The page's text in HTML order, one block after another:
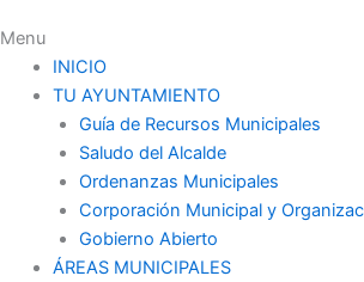
Menu
INICIO
TU AYUNTAMIENTO
Guía de Recursos Municipales
Saludo del Alcalde
Ordenanzas Municipales
Corporación Municipal y
Gobierno Abierto
ÁREAS MUNICIPALES